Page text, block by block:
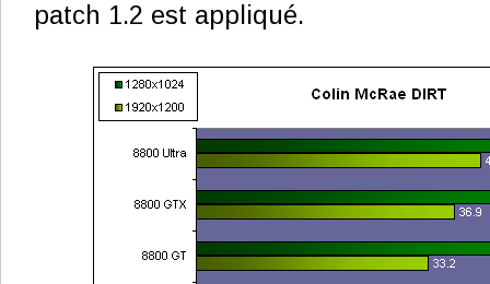
patch 1.2 est appliqué.